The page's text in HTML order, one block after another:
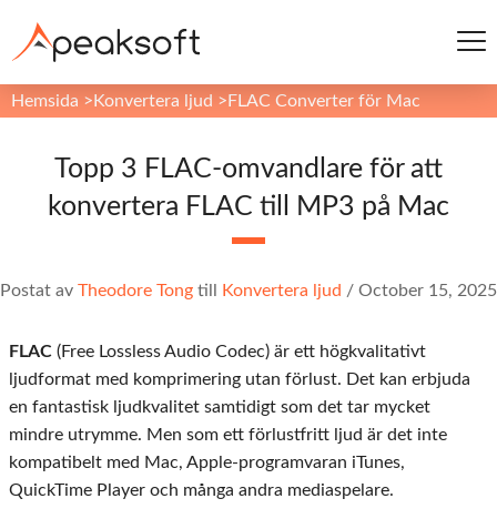
Hemsida > Konvertera ljud > FLAC Converter för Mac
Topp 3 FLAC-omvandlare för att
konvertera FLAC till MP3 på Mac
Postat av Theodore Tong till Konvertera ljud / October 15, 2025
FLAC (Free Lossless Audio Codec) är ett högkvalitativt
ljudformat med komprimering utan förlust. Det kan erbjuda
en fantastisk ljudkvalitet samtidigt som det tar mycket
mindre utrymme. Men som ett förlustfritt ljud är det inte
kompatibelt med Mac, Apple-programvaran iTunes,
QuickTime Player och många andra mediaspelare.